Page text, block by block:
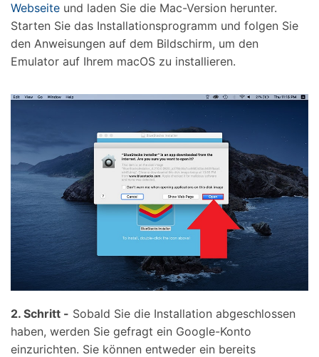
Webseite und laden Sie die Mac-Version herunter.
Starten Sie das Installationsprogramm und folgen Sie
den Anweisungen auf dem Bildschirm, um den
Emulator auf Ihrem macOS zu installieren.
2. Schritt - Sobald Sie die Installation abgeschlossen
haben, werden Sie gefragt ein Google-Konto
einzurichten. Sie können entweder ein bereits